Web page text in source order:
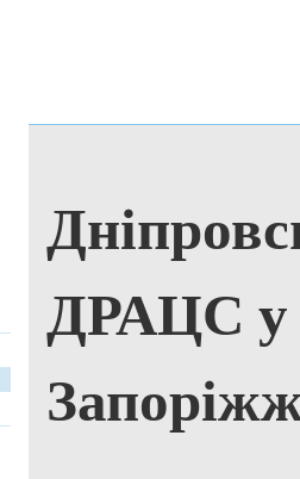
ДРАЦС у